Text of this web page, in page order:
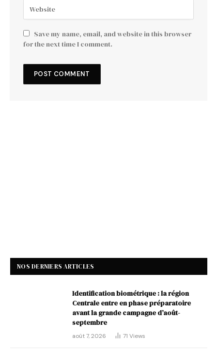
Save my name, email, and website in this browser
for the next time I comment.
NOS DERNIERS ARTICLES
Identification biométrique : la région
Centrale entre en phase préparatoire
avant la grande campagne d’août-
septembre
août 7, 2026 71 Views